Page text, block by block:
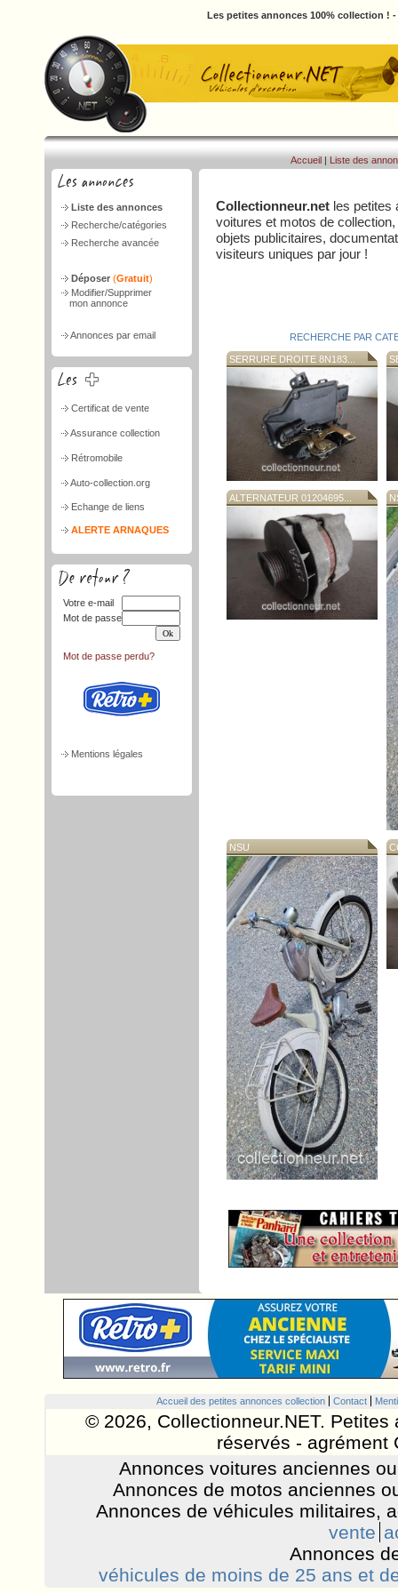
Les petites annonces 100% collection !
Liste des annonces
Recherche/catégories
Recherche avancée
Déposer (Gratuit)
Modifier/Supprimer
mon annonce
Annonces par email
Certificat de vente
Assurance collection
Rétromobile
Auto-collection.org
Echange de liens
ALERTE ARNAQUES
Votre e-mail
Mot de passe
Mot de passe perdu?
Mentions légales
Accueil | Liste des
Collectionneur.net les petites
voitures et motos de
objets publicitaires,
visiteurs uniques par jour !
RECHERCHE PAR
SERRURE DROITE 8N183...
ALTERNATEUR 01204695...
NSU
Accueil des petites annonces collection Contact
© 2026, Collectionneur.NET.
réservés - agrément
Annonces voitures anciennes
Annonces de motos anciennes
Annonces de véhicules militaires,
vente
Annonces
véhicules de moins de 25 ans et